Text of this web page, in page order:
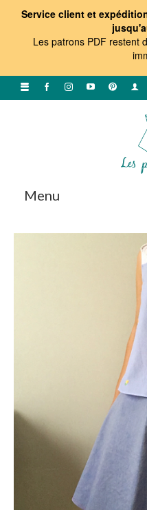
Service client et
Les patrons PDF restent
Menu